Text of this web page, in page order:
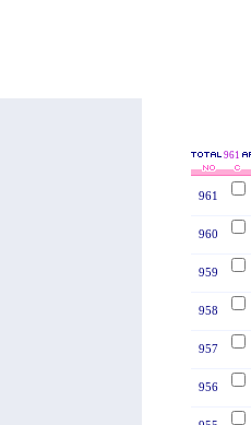
961
961
960
959
958
957
956